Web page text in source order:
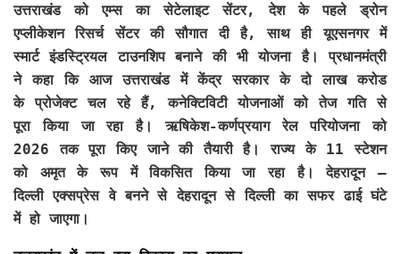
उत्तराखंड को एम्स का सेटेलाइट सेंटर, देश के पहले ड्रोन
एप्लीकेशन रिसर्च सेंटर की सौगात दी है, साथ ही यूएसनगर में
स्मार्ट इंडस्ट्रियल टाउनशिप बनाने की भी योजना है। प्रधानमंत्री
ने कहा कि आज उत्तराखंड में केंद्र सरकार के दो लाख करोड
के प्रोजेक्ट चल रहे हैं, कनेक्टिविटी योजनाओं को तेज गति से
पूरा किया जा रहा है। ऋषिकेश-कर्णप्रयाग रेल परियोजना को
2026 तक पूरा किए जाने की तैयारी है। राज्य के 11 स्टेशन
को अमृत के रूप में विकसित किया जा रहा है। देहरादून –
दिल्ली एक्सप्रेस वे बनने से देहरादून से दिल्ली का सफर ढाई घंटे
में हो जाएगा।